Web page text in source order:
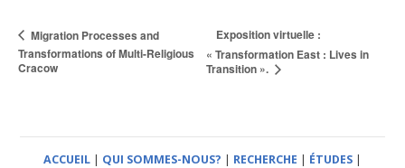
Migration Processes and
Transformations of Multi-Religious
Cracow
Exposition virtuelle :
« Transformation East : Lives in
Transition ».
ACCUEIL | QUI SOMMES-NOUS? | RECHERCHE | ÉTUDES |